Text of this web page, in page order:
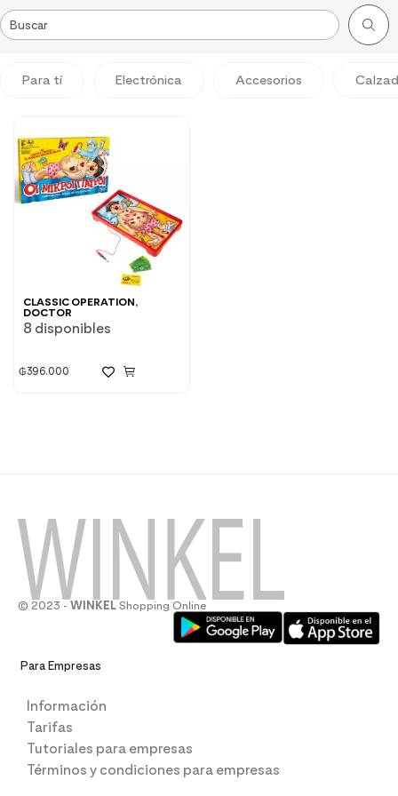
Para tí Electrónica Accesorios
CLASSIC OPERATION,
DOCTOR
8 disponibles
₲396.000
© 2023 - WINKEL Shopping Online
Para Empresas
Información
Tarifas
Tutoriales para empresas
Términos y condiciones para empresas